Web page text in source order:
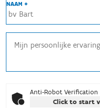
NAAM *
Anti-Robot Verification
Click to start